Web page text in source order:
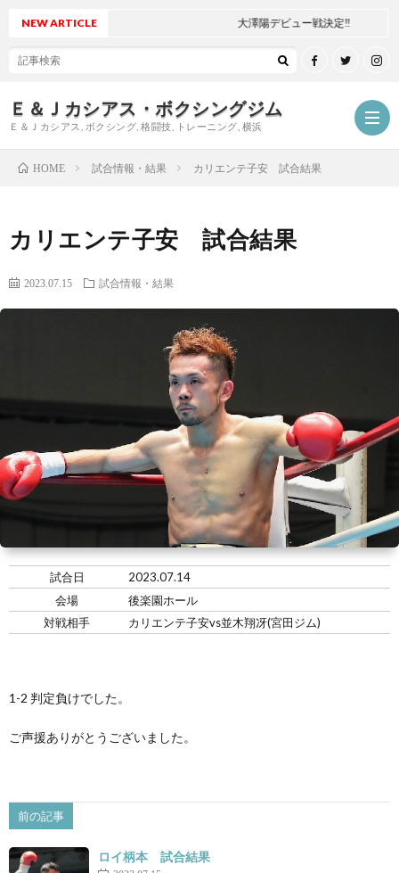
Ｅ＆Ｊカシアス・ボクシングジム
Ｅ＆Ｊカシアス, ボクシング, 格闘技, トレーニング, 横浜
に
挨
最
結
報
ー
会・
ジ
わ
NEW ARTICLE 大澤陽デビュー戦決定‼
HOME 試合情報・結果 カリエンテ子安 試合結果
カリエンテ子安 試合結果
2023.07.15 試合情報・結果
試合日
2023.07.14
会場
後楽園ホール
対戦相手
カリエンテ子安vs並木翔冴(宮田ジム)
1-2 判定負けでした。
ご声援ありがとうございました。
前の記事
ロイ柄本 試合結果